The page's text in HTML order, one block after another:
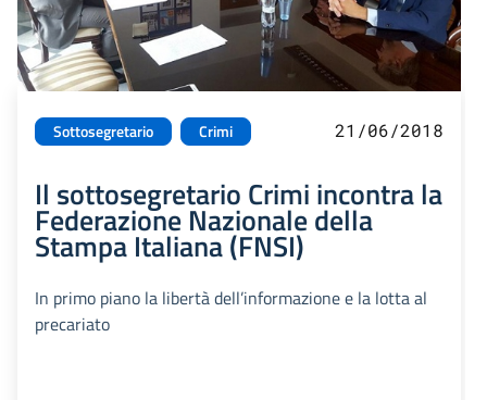
Sottosegretario Crimi 21/06/2018
Il sottosegretario Crimi incontra la
Federazione Nazionale della
Stampa Italiana (FNSI)
In primo piano la libertà dell’informazione e la lotta al
precariato